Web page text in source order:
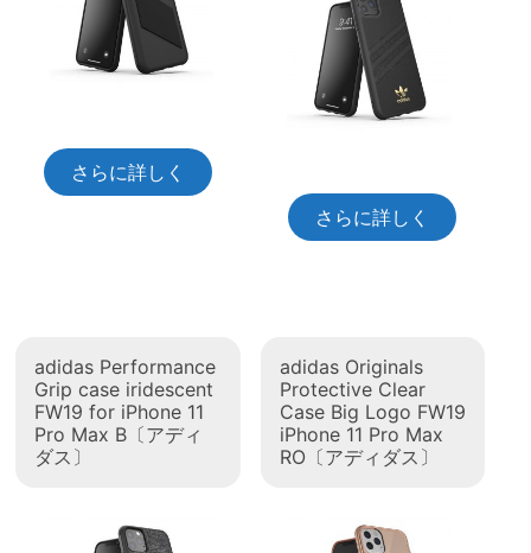
さらに詳しく
さらに詳しく
adidas Performance
Grip case iridescent
FW19 for iPhone 11
Pro Max B〔アディ
ダス〕
adidas Originals
Protective Clear
Case Big Logo FW19
iPhone 11 Pro Max
RO〔アディダス〕